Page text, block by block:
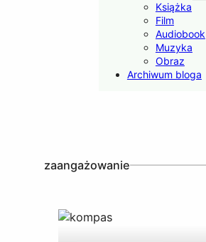
Książka
Film
Audiobook
Muzyka
Obraz
Archiwum bloga
zaangażowanie